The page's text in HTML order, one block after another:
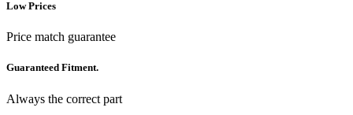
Low Prices
Price match guarantee
Guaranteed Fitment.
Always the correct part